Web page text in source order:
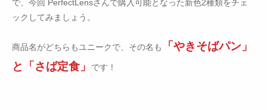
で、今回 PerfectLensさんで購入可能となった新色2種類をチェ
ックしてみましょう。
商品名がどちらもユニークで、その名も
「やきそばパン」
と「さば定食」
です！